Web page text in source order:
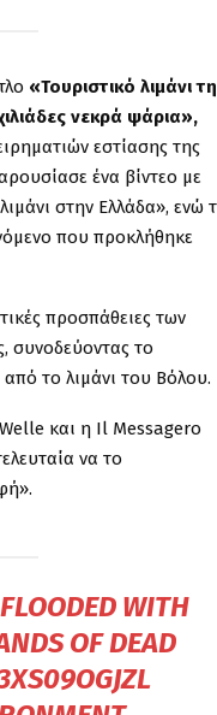
«Τουριστικό λιμάνι
νεκρά ψάρια»,
εστίασης της
ένα βίντεο με
στην Ελλάδα», ενώ
που προκλήθηκε
προσπάθειες των
συνοδεύοντας το
το λιμάνι του Βόλου.
και η Il Messagero
να το
WITH
OF DEAD